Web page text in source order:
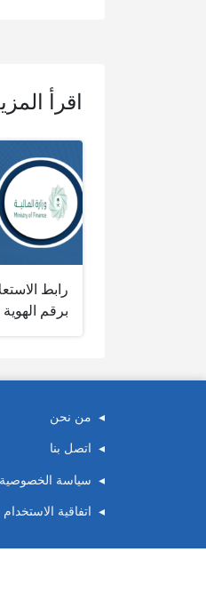
اقرأ
رابط
برقم
من نحن
اتصل بنا
سياسة الخصوصية
اتفاقية الاستخدام